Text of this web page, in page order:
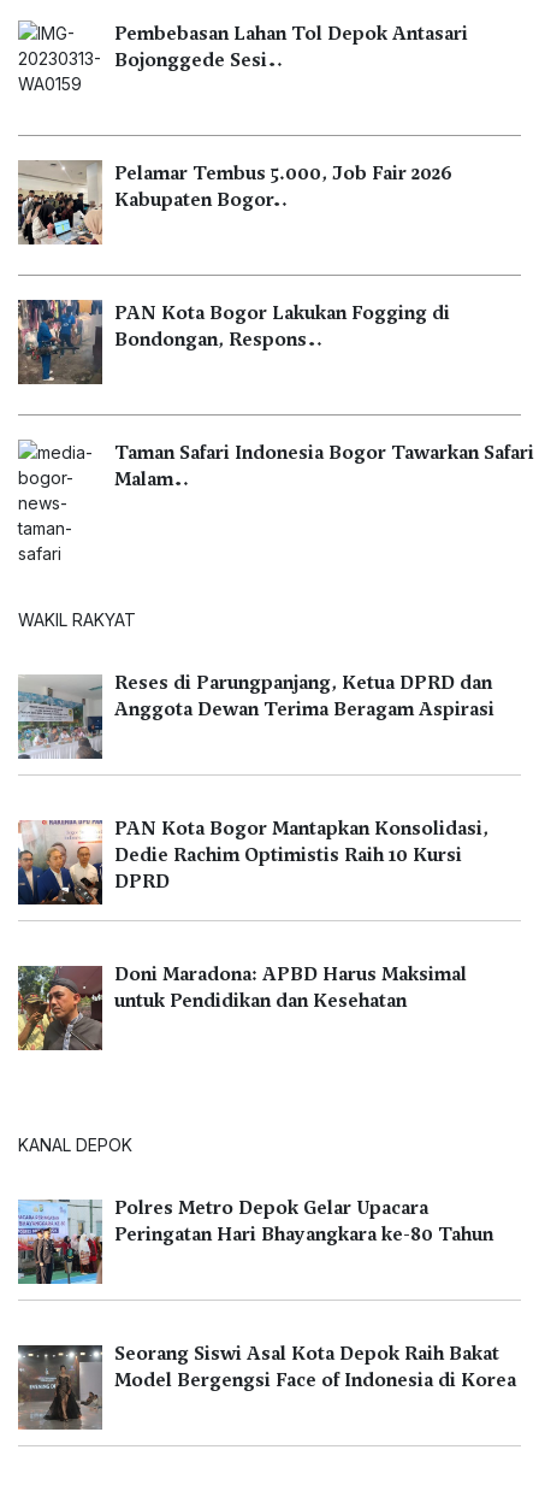
Pembebasan Lahan Tol Depok Antasari
Bojonggede Sesi…
Pelamar Tembus 5.000, Job Fair 2026
Kabupaten Bogor…
PAN Kota Bogor Lakukan Fogging di
Bondongan, Respons…
Taman Safari Indonesia Bogor Tawarkan Safari
Malam…
WAKIL RAKYAT
Reses di Parungpanjang, Ketua DPRD dan
Anggota Dewan Terima Beragam Aspirasi
PAN Kota Bogor Mantapkan Konsolidasi,
Dedie Rachim Optimistis Raih 10 Kursi
DPRD
Doni Maradona: APBD Harus Maksimal
untuk Pendidikan dan Kesehatan
KANAL DEPOK
Polres Metro Depok Gelar Upacara
Peringatan Hari Bhayangkara ke-80 Tahun
Seorang Siswi Asal Kota Depok Raih Bakat
Model Bergengsi Face of Indonesia di Korea